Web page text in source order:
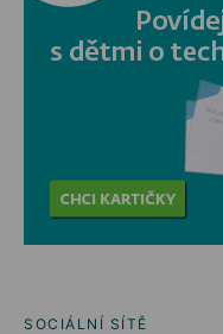
SOCIÁLNÍ SÍTĚ